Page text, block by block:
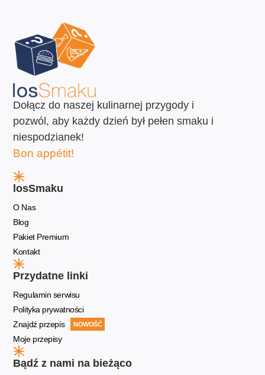
Dołącz do naszej kulinarnej przygody i
pozwól, aby każdy dzień był pełen smaku i
niespodzianek!
Bon appétit!
losSmaku
O Nas
Blog
Pakiet Premium
Kontakt
Przydatne linki
Regulamin serwisu
Polityka prywatności
Znajdź przepis
NOWOŚĆ
Moje przepisy
Bądź z nami na bieżąco